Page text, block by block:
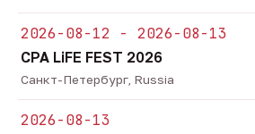
2026-08-12 - 2026-08-13
CPA LiFE FEST 2026
Санкт-Петербург, Russia
2026-08-13